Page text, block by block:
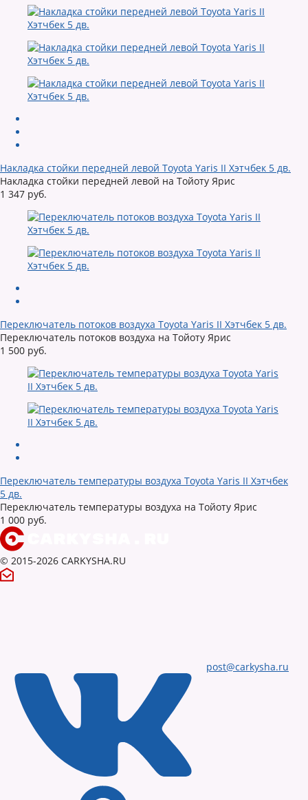
Накладка стойки передней левой Toyota Yaris II Хэтчбек 5 дв.
Накладка стойки передней левой на Тойоту Ярис
1 347 руб.
Переключатель потоков воздуха Toyota Yaris II Хэтчбек 5 дв.
Переключатель потоков воздуха на Тойоту Ярис
1 500 руб.
Переключатель температуры воздуха Toyota Yaris II Хэтчбек
5 дв.
Переключатель температуры воздуха на Тойоту Ярис
1 000 руб.
© 2015-2026 CARKYSHA.RU
post@carkysha.ru